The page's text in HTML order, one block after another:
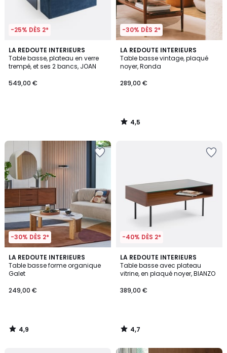
-25% DÈS 2*
LA REDOUTE INTERIEURS
Table basse, plateau en verre
trempé, et ses 2 bancs, JOAN
549,00 €
-30% DÈS 2*
LA REDOUTE INTERIEURS
Table basse vintage, plaqué
noyer, Ronda
289,00 €
4,5
/ 5
4,5
/
-30% DÈS 2*
LA REDOUTE INTERIEURS
Table basse forme organique
Galet
249,00 €
4,9
/ 5
4,9
/
-40% DÈS 2*
LA REDOUTE INTERIEURS
Table basse avec plateau
vitrine, en plaqué noyer, BIANZO
389,00 €
4,7
/ 5
4,7
/